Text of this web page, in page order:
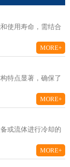
使用寿命，需结合
MORE+
特点显著，确保了
MORE+
或流体进行冷却的
MORE+